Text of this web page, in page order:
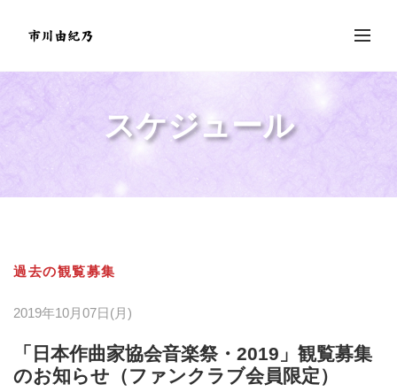
スケジュール
過去の観覧募集
2019年10月07日(月)
「日本作曲家協会音楽祭・2019」観覧募集
のお知らせ（ファンクラブ会員限定）